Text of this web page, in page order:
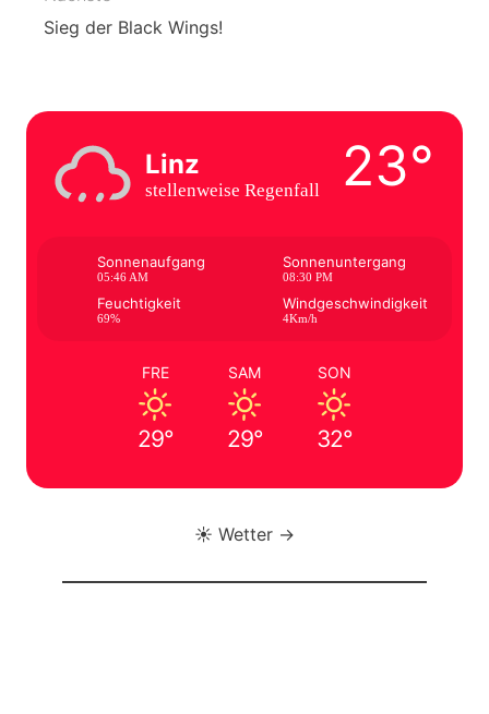
Sieg der Black Wings!
Linz
stellenweise Regenfall 23°
Sonnenaufgang
05:46 AM
Sonnenuntergang
08:30 PM
Feuchtigkeit
69%
Windgeschwindigkeit
4Km/h
FRE
29°
SAM
29°
SON
32°
☀️ Wetter →